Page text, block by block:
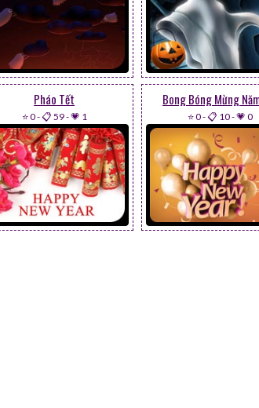
Pháo Tết
⭐ 0-📋 59-💗 1
Bong Bóng Mừng
⭐ 0-📋 10-💗 0